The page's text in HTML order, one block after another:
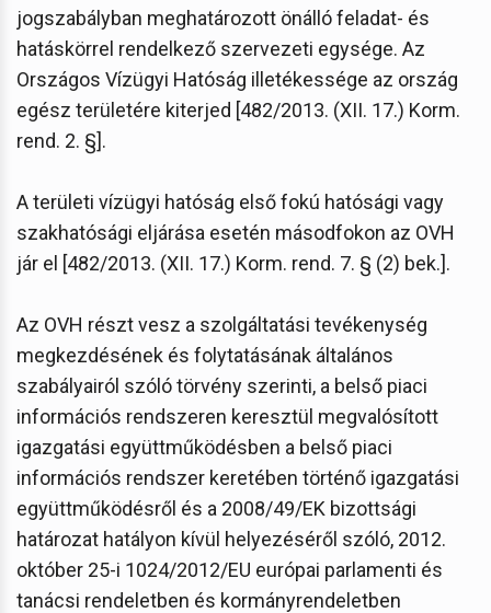
jogszabályban meghatározott önálló feladat- és
hatáskörrel rendelkező szervezeti egysége. Az
Országos Vízügyi Hatóság illetékessége az ország
egész területére kiterjed [482/2013. (XII. 17.) Korm.
rend. 2. §].
A területi vízügyi hatóság első fokú hatósági vagy
szakhatósági eljárása esetén másodfokon az OVH
jár el [482/2013. (XII. 17.) Korm. rend. 7. § (2) bek.].
Az OVH részt vesz a szolgáltatási tevékenység
megkezdésének és folytatásának általános
szabályairól szóló törvény szerinti, a belső piaci
információs rendszeren keresztül megvalósított
igazgatási együttműködésben a belső piaci
információs rendszer keretében történő igazgatási
együttműködésről és a 2008/49/EK bizottsági
határozat hatályon kívül helyezéséről szóló, 2012.
október 25-i 1024/2012/EU európai parlamenti és
tanácsi rendeletben és kormányrendeletben